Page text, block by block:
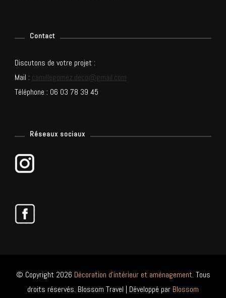
Contact
Discutons de votre projet :
Mail : camillegomez.deco@gmail.com
Téléphone : 06 03 78 39 45
Réseaux sociaux
© Copyright 2026 Décoration d'intérieur et aménagement. Tous
droits réservés. Blossom Travel | Développé par Blossom